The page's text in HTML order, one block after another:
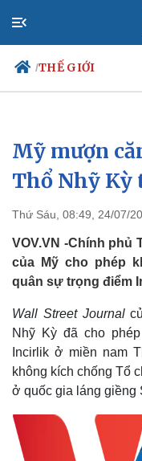
/THẾ GIỚI
Chính trị
Đảng
Tổ chức nhân sự
Nhận diện sự thật
Mỹ mượn
Thổ Nhỹ Kỳ
Thứ Sáu, 08:49, 24/07/
VOV.VN -Chính phủ
của Mỹ cho phép
quân sự trọng điểm
Wall Street Journal
Nhỹ Kỳ đã cho
Incirlik ở miền nam
không kích chống Tổ
ở quốc gia láng giềng